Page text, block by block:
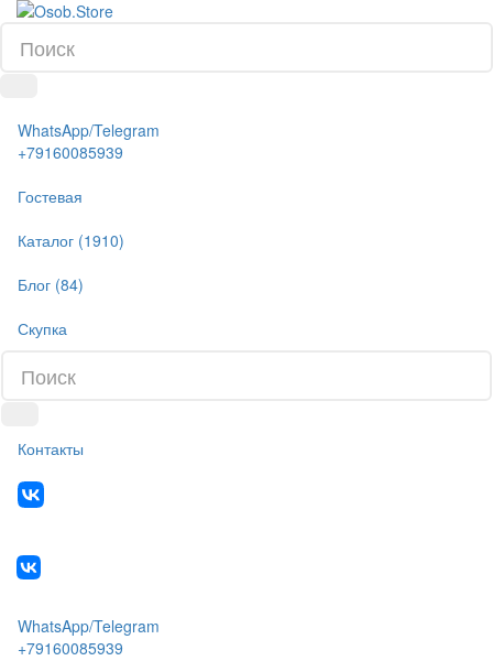
WhatsApp/Telegram
+79160085939
Гостевая
Каталог (1910)
Блог (84)
Скупка
Контакты
WhatsApp/Telegram
+79160085939